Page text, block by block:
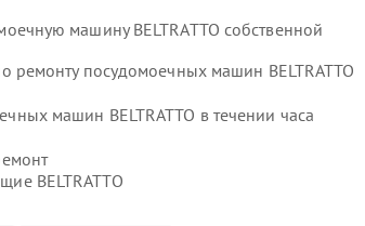
машину BELTRATTO собственной
ремонту посудомоечных машин BELTRATTO
машин BELTRATTO в течении часа
BELTRATTO